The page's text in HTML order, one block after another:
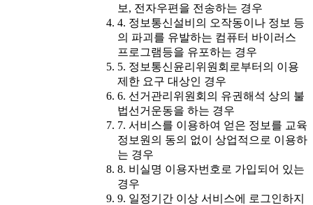
보, 전자우편을 전송하는 경우
4. 정보통신설비의 오작동이나 정보 등
의 파괴를 유발하는 컴퓨터 바이러스
프로그램등을 유포하는 경우
5. 정보통신윤리위원회로부터의 이용
제한 요구 대상인 경우
6. 선거관리위원회의 유권해석 상의 불
법선거운동을 하는 경우
7. 서비스를 이용하여 얻은 정보를 교육
정보원의 동의 없이 상업적으로 이용하
는 경우
8. 비실명 이용자번호로 가입되어 있는
경우
9. 일정기간 이상 서비스에 로그인하지